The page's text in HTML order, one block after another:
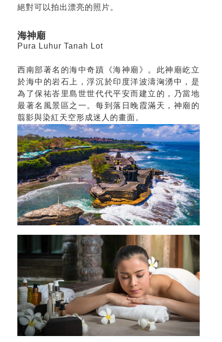
絕對可以拍出漂亮的照片。
海神廟
Pura Luhur Tanah Lot
西南部著名的海中奇蹟《海神廟》。此神廟屹立
於海中的岩石上，浮沉於印度洋波濤洶湧中，是
為了保祐峇里島世世代代平安而建立的，乃當地
最著名風景區之一。每到落日晚霞滿天，神廟的
翦影與染紅天空形成迷人的畫面。